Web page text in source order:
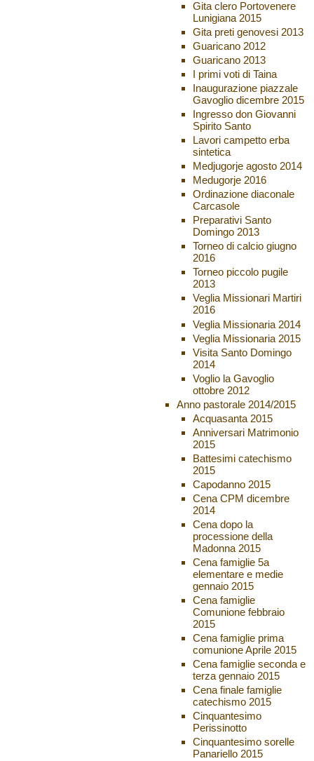
Gita clero Portovenere
Lunigiana 2015
Gita preti genovesi 2013
Guaricano 2012
Guaricano 2013
I primi voti di Taina
Inaugurazione piazzale
Gavoglio dicembre 2015
Ingresso don Giovanni
Spirito Santo
Lavori campetto erba
sintetica
Medjugorje agosto 2014
Medugorje 2016
Ordinazione diaconale
Carcasole
Preparativi Santo
Domingo 2013
Torneo di calcio giugno
2016
Torneo piccolo pugile
2013
Veglia Missionari Martiri
2016
Veglia Missionaria 2014
Veglia Missionaria 2015
Visita Santo Domingo
2014
Voglio la Gavoglio
ottobre 2012
Anno pastorale 2014/2015
Acquasanta 2015
Anniversari Matrimonio
2015
Battesimi catechismo
2015
Capodanno 2015
Cena CPM dicembre
2014
Cena dopo la
processione della
Madonna 2015
Cena famiglie 5a
elementare e medie
gennaio 2015
Cena famiglie
Comunione febbraio
2015
Cena famiglie prima
comunione Aprile 2015
Cena famiglie seconda e
terza gennaio 2015
Cena finale famiglie
catechismo 2015
Cinquantesimo
Perissinotto
Cinquantesimo sorelle
Panariello 2015